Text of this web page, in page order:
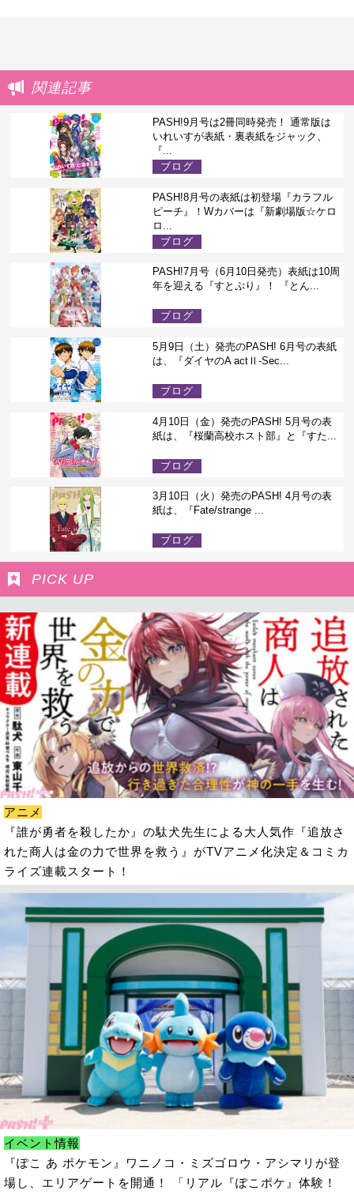
関連記事
PASH!9月号は2冊同時発売！ 通常版は
いれいすが表紙・裏表紙をジャック、
『...
ブログ
PASH!8月号の表紙は初登場『カラフル
ピーチ』！Wカバーは『新劇場版☆ケロ
ロ...
ブログ
PASH!7月号（6月10日発売）表紙は10周
年を迎える『すとぷり』！ 『とん...
ブログ
5月9日（土）発売のPASH! 6月号の表紙
は、『ダイヤのA actⅡ-Sec...
ブログ
4月10日（金）発売のPASH! 5月号の表
紙は、『桜蘭高校ホスト部』と『すた...
ブログ
3月10日（火）発売のPASH! 4月号の表
紙は、『Fate/strange ...
ブログ
PICK UP
アニメ
『誰が勇者を殺したか』の駄犬先生による大人気作『追放さ
れた商人は金の力で世界を救う』がTVアニメ化決定＆コミカ
ライズ連載スタート！
イベント情報
『ぽこ あ ポケモン』ワニノコ・ミズゴロウ・アシマリが登
場し、エリアゲートを開通！ 「リアル『ぽこポケ』体験！